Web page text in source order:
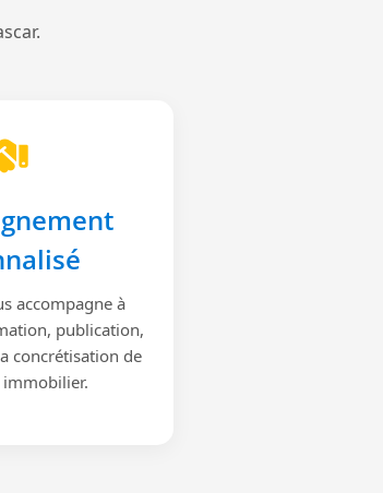
accompagne à
publication,
concrétisation de